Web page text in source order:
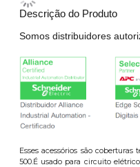
Descrição do Produto
Somos distribuidores
Esses acessórios são
500.É usado para circuito